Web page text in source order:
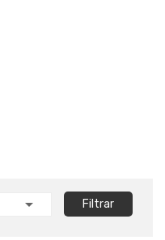
 Filtrar